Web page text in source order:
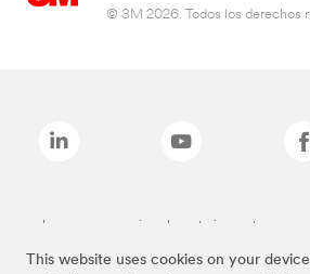
This website uses cookies on your
© 3M 2026. Todos los derechos
Las marcas mencionadas anteriormente son